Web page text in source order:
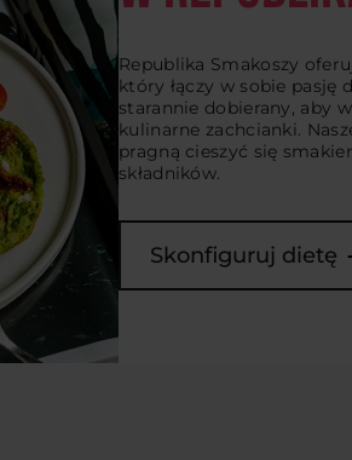
Republika Smakoszy
który łączy w sobie pasję
starannie dobierany, aby
kulinarne zachcianki.
pragną cieszyć się
składników.
Skonfiguruj dietę